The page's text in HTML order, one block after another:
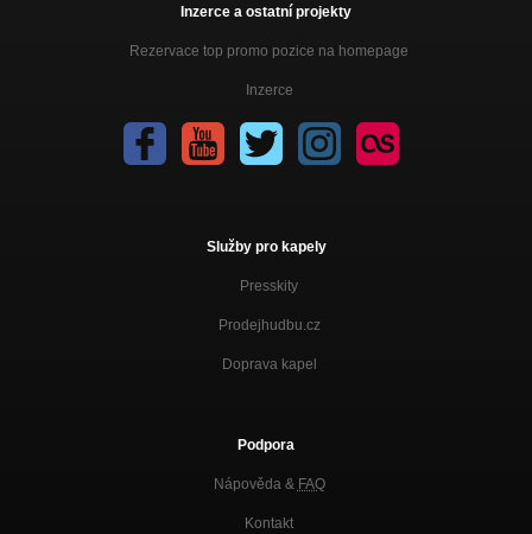
Inzerce a ostatní projekty
Rezervace top promo pozice na homepage
Inzerce
Služby pro kapely
Presskity
Prodejhudbu.cz
Doprava kapel
Podpora
Nápověda & FAQ
Kontakt